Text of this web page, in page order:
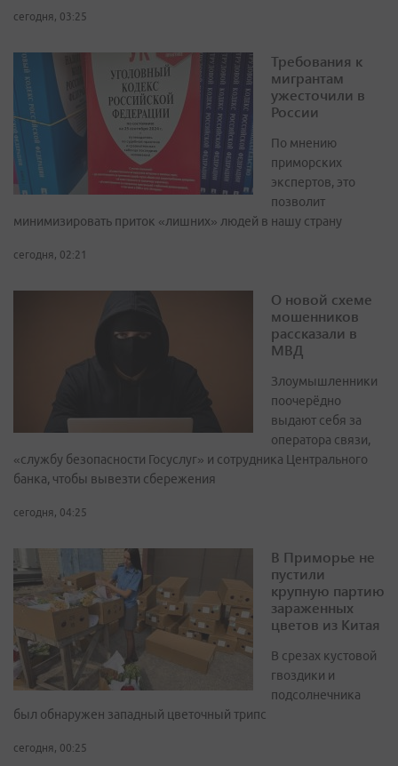
сегодня, 03:25
Требования к
мигрантам
ужесточили в
России
По мнению
приморских
экспертов, это
позволит
минимизировать приток «лишних» людей в нашу страну
сегодня, 02:21
О новой схеме
мошенников
рассказали в
МВД
Злоумышленники
поочерёдно
выдают себя за
оператора связи,
«службу безопасности Госуслуг» и сотрудника Центрального
банка, чтобы вывезти сбережения
сегодня, 04:25
В Приморье не
пустили
крупную партию
зараженных
цветов из Китая
В срезах кустовой
гвоздики и
подсолнечника
был обнаружен западный цветочный трипс
сегодня, 00:25